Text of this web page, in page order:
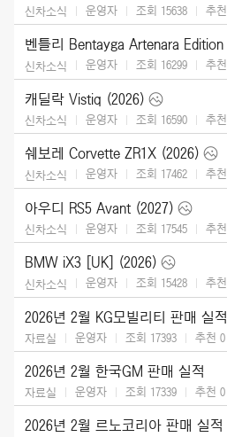
신차소식 운영자 조회 15638 추천
신차소식 운영자 조회 16299 추천
캐딜락 Vistiq (2026)
신차소식 운영자 조회 16590 추천
쉐보레 Corvette ZR1X (2026)
신차소식 운영자 조회 17462 추천
아우디 RS5 Avant (2027)
신차소식 운영자 조회 17545 추천
BMW iX3 [UK] (2026)
신차소식 운영자 조회 15428 추천
2026년 2월 KG모빌리티 판매 실적
자료실 운영자 조회 17393 추천 0
2026년 2월 한국GM 판매 실적
자료실 운영자 조회 17339 추천 0
2026년 2월 르노코리아 판매 실적